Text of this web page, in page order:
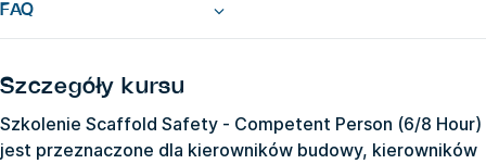
FAQ
Szczegóły kursu
Szkolenie Scaffold Safety - Competent Person (6/8 Hour)
jest przeznaczone dla kierowników budowy, kierowników